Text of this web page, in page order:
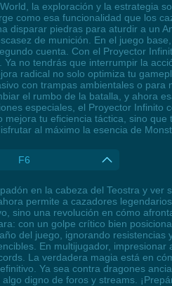
la exploración y la estrategia
como esa funcionalidad que los
disparar piedras para aturdir a un
de munición. En el juego
cuenta. Con el Proyector
Ya no tendrás que interrumpir la
radical no solo optimiza tu
con trampas ambientales o
el rumbo de la batalla, y ahora
especiales, el Proyector
mejora tu eficiencia táctica, sino
al máximo la esencia de
F6
en la cabeza del Teostra y
permite a cazadores
sino una revolución en cómo
con un golpe crítico bien
del juego, ignorando
En multijugador,
La verdadera magia está en
Ya sea contra dragones
digno de foros y streams.